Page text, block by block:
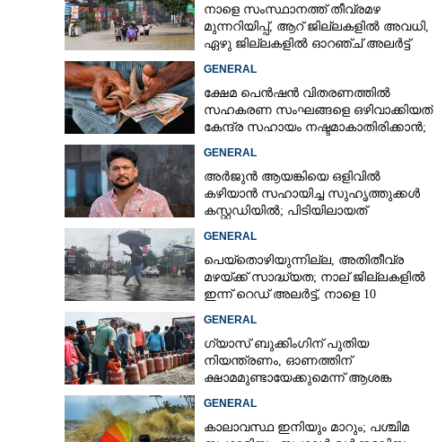
നാളെ സംസ്ഥാനത്ത് തീവ്രമഴ
മുന്നറിയിപ്പ്,​ ആറ് ജില്ലകളിൽ അവധി,​
ഏഴു ജില്ലകളിൽ ഓറഞ്ച് അലർട്ട്
GENERAL
ക്ഷേമ പെൻഷൻ വിതരണത്തിൽ
സഹകരണ സംഘങ്ങളെ ഒഴിവാക്കിയത്
കേന്ദ്ര സഹായം നഷ്ടമാകാതിരിക്കാൻ;
GENERAL
അർജുൻ ആയങ്കിയെ ഒളിവിൽ
കഴിയാൻ സഹായിച്ച സുഹൃത്തുക്കൾ
കസ്റ്റഡിയിൽ; പിടിയിലായത്
GENERAL
പെയ്തൊഴിയുന്നില്ല, അതിതീവ്ര
മഴയ്ക്ക് സാദ്ധ്യത;​ നാല് ജില്ലകളിൽ
ഇന്ന് റെഡ് അലർട്ട്,​ നാളെ 10
GENERAL
ഗ്യാസ് ബുക്കിംഗിന് പുതിയ
നിയന്ത്രണം, ഓണത്തിന്
ക്ഷാമമുണ്ടായേക്കുമെന്ന് ആശങ്ക
GENERAL
കാലാവസ്ഥ ഇനിയും മാറും; പശ്ചിമ